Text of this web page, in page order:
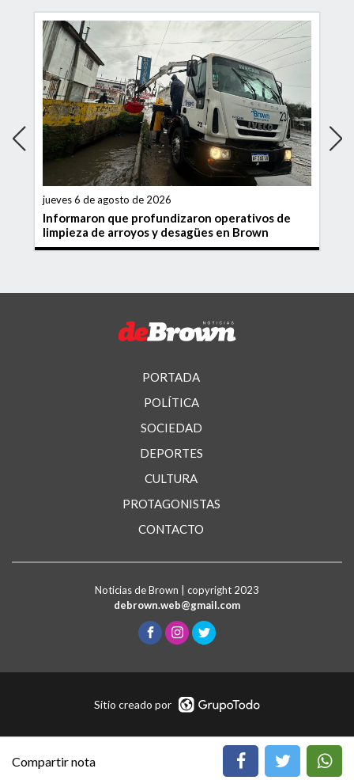
jueves 6 de agosto de 2026
Informaron que profundizaron operativos de
limpieza de arroyos y desagües en Brown
Compartir nota
PORTADA
POLÍTICA
SOCIEDAD
DEPORTES
CULTURA
PROTAGONISTAS
CONTACTO
Noticias de Brown | copyright 2023
debrown.web@gmail.com
Sitio creado por